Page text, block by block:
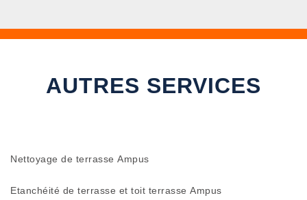
AUTRES SERVICES
Nettoyage de terrasse Ampus
Etanchéité de terrasse et toit terrasse Ampus